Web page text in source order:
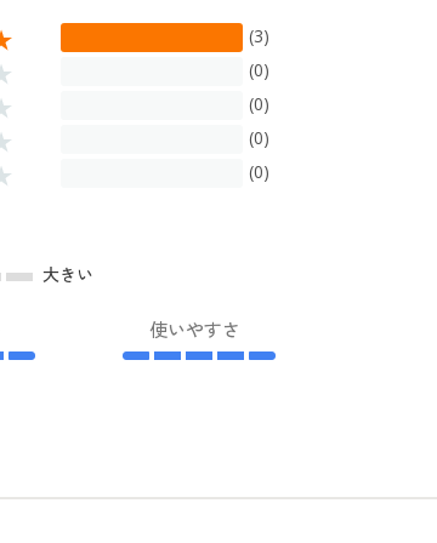
(3)
(0)
(0)
(0)
(0)
大きい
使いやすさ